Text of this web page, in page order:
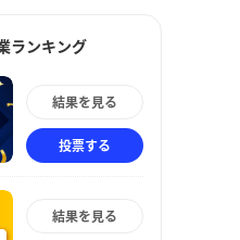
ランキング
結果を見る
投票する
結果を見る